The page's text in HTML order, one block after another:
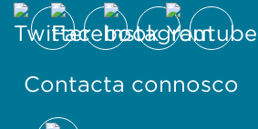
Contacta connosco